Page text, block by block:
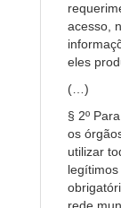
acesso,
eles
(…)
§ 2º
os
utilizar